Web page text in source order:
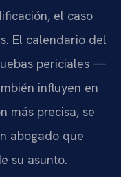
el caso
El calendario del
periciales —
influyen en
más precisa, se
abogado que
su asunto.